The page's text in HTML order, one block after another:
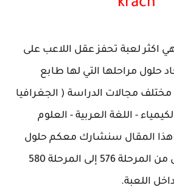
krach
اكثر لعبة تحفز عقل اللاعب على
حلول مراحلها التي لها طابع
مجالات الدراسة ( الجغرافيا
- اللغة العربية - العلوم
هذا المقال سنشارك معكم حلول
مراحل كلمات كراش من المرحلة 576 إلى المرحلة 580
اللعبة.